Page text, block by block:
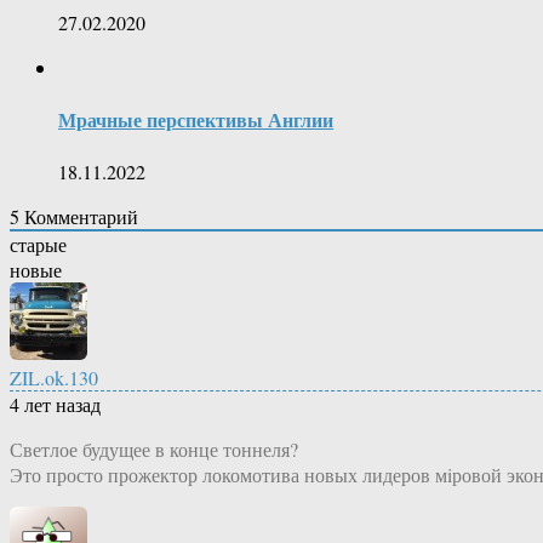
27.02.2020
Мрачные перспективы Англии
18.11.2022
5 Комментарий
старые
новые
ZIL.ok.130
4 лет назад
Светлое будущее в конце тоннеля?
Это просто прожектор локомотива новых лидеров мiровой